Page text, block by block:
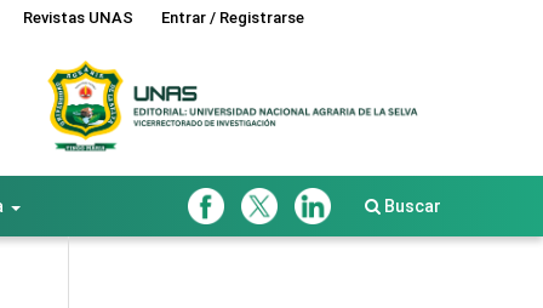
Buscar
Revistas UNAS Entrar / Registrarse